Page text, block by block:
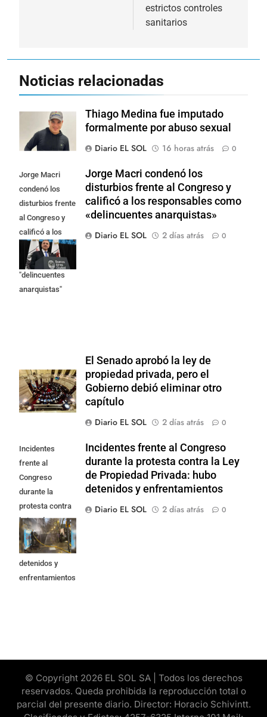
estrictos controles
sanitarios
Noticias relacionadas
Thiago Medina fue imputado
formalmente por abuso sexual
Diario EL SOL
16 horas atrás 0
Jorge Macri
condenó los
disturbios frente
al Congreso y
calificó a los
responsables
como
"delincuentes
anarquistas"
Jorge Macri condenó los
disturbios frente al Congreso y
calificó a los responsables como
«delincuentes anarquistas»
Diario EL SOL
2 días atrás 0
El Senado aprobó la ley de
propiedad privada, pero el
Gobierno debió eliminar otro
capítulo
Diario EL SOL
2 días atrás 0
Incidentes
frente al
Congreso
durante la
protesta contra
la Ley de
Propiedad
Privada: hubo
detenidos y
enfrentamientos
Incidentes frente al Congreso
durante la protesta contra la Ley
de Propiedad Privada: hubo
detenidos y enfrentamientos
Diario EL SOL
2 días atrás 0
© Copyright 2026 EL SOL SA | Todos los derechos
reservados. Queda prohibida la reproducción total o
parcial del presente diario. Director: Horacio Schivintt.